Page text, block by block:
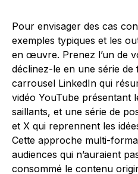
Pour envisager des cas
exemples typiques et les
en œuvre. Prenez l’un de
déclinez-le en une série
carrousel LinkedIn qui
vidéo YouTube présentant
saillants, et une série de
et X qui reprennent les
Cette approche multi-
audiences qui n’auraient
consommé le contenu